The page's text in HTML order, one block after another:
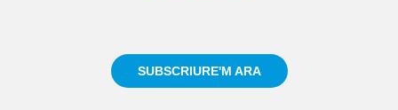
SUBSCRIURE'M ARA